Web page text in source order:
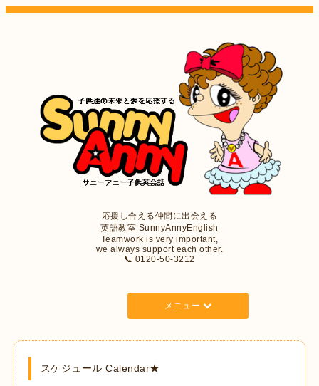
応援し合える仲間に出会える
英語教室 SunnyAnnyEnglish
Teamwork is very important,
we always support each other.
📞 0120-50-3212
メニュー
スケジュール Calendar★